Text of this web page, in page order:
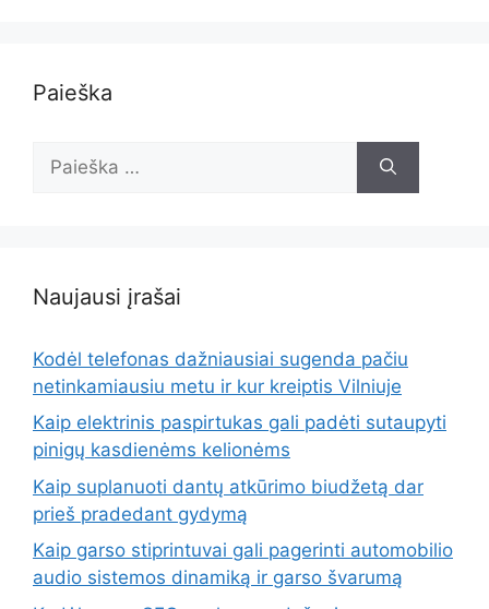
Paieška
Naujausi įrašai
Kodėl telefonas dažniausiai sugenda pačiu
netinkamiausiu metu ir kur kreiptis Vilniuje
Kaip elektrinis paspirtukas gali padėti sutaupyti
pinigų kasdienėms kelionėms
Kaip suplanuoti dantų atkūrimo biudžetą dar
prieš pradedant gydymą
Kaip garso stiprintuvai gali pagerinti automobilio
audio sistemos dinamiką ir garso švarumą